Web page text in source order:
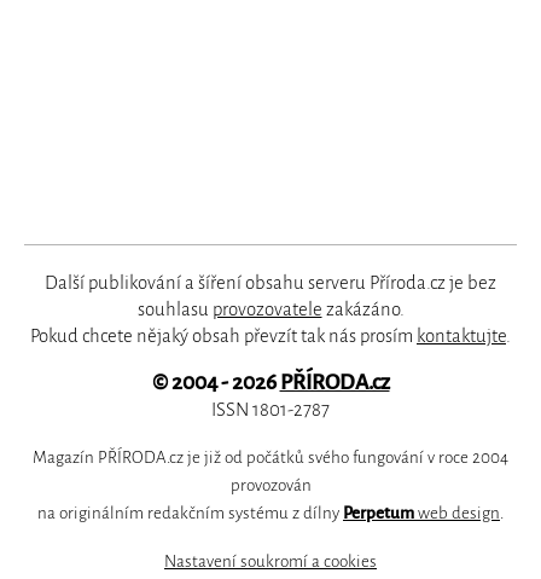
Další publikování a šíření obsahu serveru Příroda.cz je bez
souhlasu provozovatele zakázáno.
Pokud chcete nějaký obsah převzít tak nás prosím kontaktujte.
© 2004 - 2026PŘÍRODA.cz
ISSN 1801-2787
Magazín PŘÍRODA.cz je již od počátků svého fungování v roce 2004
provozován
na originálním redakčním systému z dílny Perpetum web design
Nastavení soukromí a cookies